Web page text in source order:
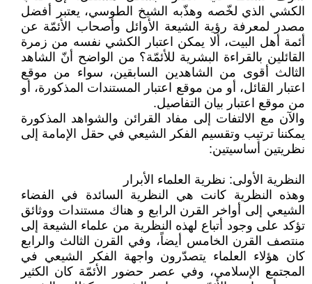
الكشي الذي لخّصه وهذّبه الشيخ الطوسي، يعتبر أفضل
مصدر لمعرفة رؤية الشيعة الأوائل وأصحاب الأئمّة عن
أئمة أهل البيت، ألا يمكن اعتبار الكشي نفسه من زمرة
القائلين بالقراءة البشرية للأئمّة؟ من الواضح أنّ الشاهد
الثالث أقوى من الشاهدين السابقين، سواء من موقع
اعتبار القائل، أو من موقع اعتبار المستندات المذكورة، أو
من موقع اعتبار بيان التفاصيل.
والآن مع الالتفات إلى مفاد القرائن والشواهد المذكورة
يمكننا ترتيب وتقسيم الفكر الشيعي في حقل الإمامة إلى
نظريتين أساسيتين:
النظرية الأولى: نظرية العلماء الأبرار
وهذه النظرية كانت هي النظرية السائدة في الفضاء
الشيعي إلى أواخر القرن الرابع و هناك مستندات ووثائق
تؤكد على وجود أتباع لهذه النظرية من علماء الشيعة إلى
منتصف القرن الخامس أيضاً، وفي القرن الثالث والرابع
كان هؤلاء العلماء يتصدّرون واجهة الفكر الشيعي في
المجتمع الإسلامي، وفي عصر حضور الأئمّة كان الكثير